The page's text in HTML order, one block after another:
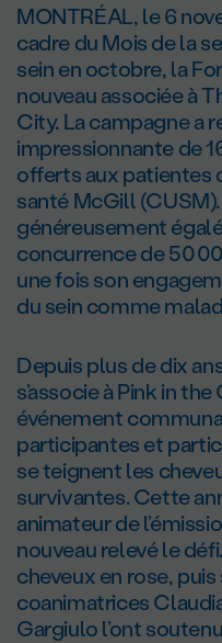
MONTRÉAL, le 6
cadre du Mois de la
sein en octobre, la
nouveau associée à
City. La campagne a
impressionnante de
offerts aux patientes
santé McGill (CUSM).
généreusement
concurrence de 50
une fois son
du sein comme
Depuis plus de dix
s’associe à Pink in
événement
participantes et
se teignent les
survivantes. Cette
animateur de
nouveau relevé le
cheveux en rose, puis
coanimatrices
Gargiulo l’ont